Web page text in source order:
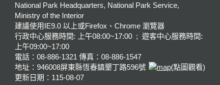
National Park Headquarters, National Park Service,
Ministry of the Interior
建議使用IE9.0 以上或Firefox、Chrome 瀏覽器
行政中心服務時間: 上午08:00~17:00 ; 遊客中心服務時間:
上午09:00~17:00
電話：08-886-1321 傳真：08-886-1547
地址：946008屏東縣恆春鎮墾丁路596號
(點圖觀看)
更新日期： 115-08-07